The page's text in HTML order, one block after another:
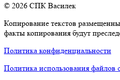
© 2026 СПК Василек
Копирование текстов
факты копирования будут
Политика конфиденциальности
Политика использования файлов